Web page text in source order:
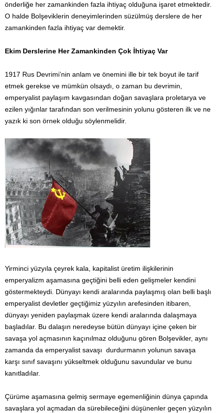
önderliğe her zamankinden fazla ihtiyaç olduğuna işaret etmektedir.
O halde Bolşeviklerin deneyimlerinden süzülmüş derslere de her
zamankinden fazla ihtiyaç var demektir.
Ekim Derslerine Her Zamankinden Çok İhtiyaç Var
1917 Rus Devrimi’nin anlam ve önemini ille bir tek boyut ile tarif
etmek gerekse ve mümkün olsaydı, o zaman bu devrimin,
emperyalist paylaşım kavgasından doğan savaşlara proletarya ve
ezilen yığınlar tarafından son verilmesinin yolunu gösteren ilk ve ne
yazık ki son örnek olduğu söylenmelidir.
Yirminci yüzyıla çeyrek kala, kapitalist üretim ilişkilerinin
emperyalizm aşamasına geçtiğini belli eden gelişmeler kendini
göstermekteydi. Dünyayı kendi aralarında paylaşmış olan belli başlı
emperyalist devletler geçtiğimiz yüzyılın arefesinden itibaren,
dünyayı yeniden paylaşmak üzere kendi aralarında dalaşmaya
başladılar. Bu dalaşın neredeyse bütün dünyayı içine çeken bir
savaşa yol açmasının kaçınılmaz olduğunu gören Bolşevikler, aynı
zamanda da emperyalist savaşı durdurmanın yolunun savaşa
karşı sınıf savaşını yükseltmek olduğunu savundular ve bunu
kanıtladılar.
Çürüme aşamasına gelmiş sermaye egemenliğinin dünya çapında
savaşlara yol açmadan da sürebileceğini düşünenler geçen yüzyılın